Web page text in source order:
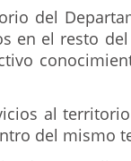
del
en el resto
al
del mismo